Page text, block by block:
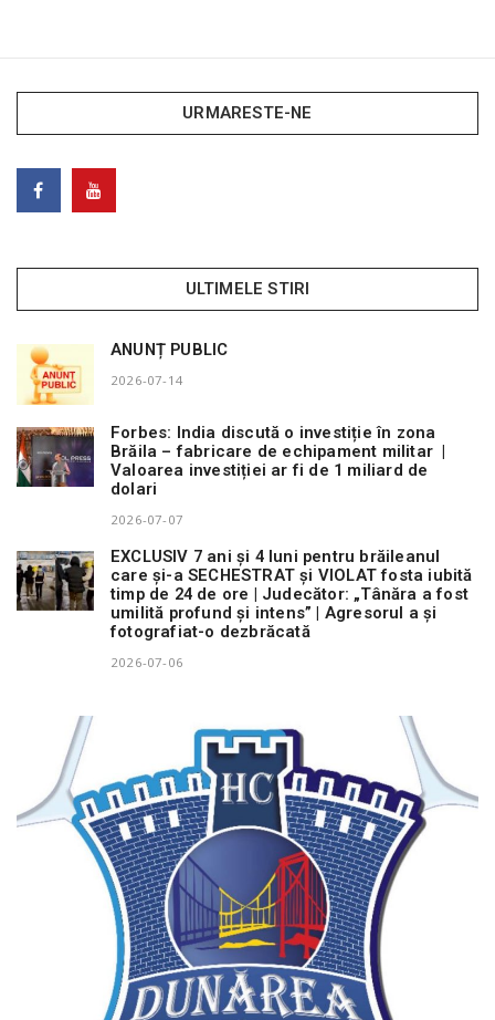
URMARESTE-NE
ULTIMELE STIRI
ANUNȚ PUBLIC
2026-07-14
Forbes: India discută o investiție în zona
Brăila – fabricare de echipament militar |
Valoarea investiției ar fi de 1 miliard de
dolari
2026-07-07
EXCLUSIV 7 ani și 4 luni pentru brăileanul
care și-a SECHESTRAT și VIOLAT fosta iubită
timp de 24 de ore | Judecător: „Tânăra a fost
umilită profund și intens” | Agresorul a și
fotografiat-o dezbrăcată
2026-07-06